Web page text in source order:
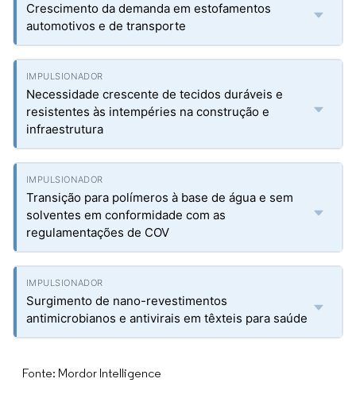
Crescimento da demanda em estofamentos
automotivos e de transporte
Necessidade crescente de tecidos duráveis e
resistentes às intempéries na construção e
infraestrutura
Transição para polímeros à base de água e sem
solventes em conformidade com as
regulamentações de COV
Surgimento de nano-revestimentos
antimicrobianos e antivirais em têxteis para saúde
Fonte: Mordor Intelligence